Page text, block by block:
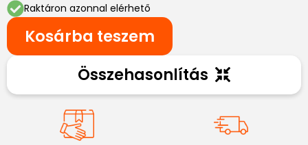
Raktáron azonnal elérhető
Kosárba teszem
Összehasonlítás